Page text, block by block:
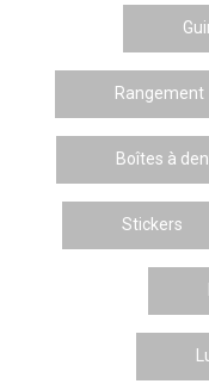
Rangement
Boîtes à
Stickers